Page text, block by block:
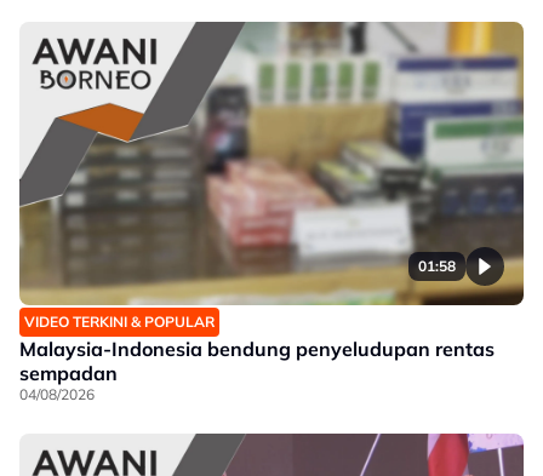
01:58
VIDEO TERKINI & POPULAR
Malaysia-Indonesia bendung penyeludupan rentas
sempadan
04/08/2026